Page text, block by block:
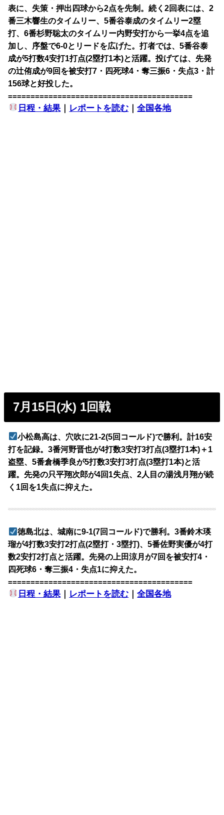
表に、失策・押出四球から2点を先制。続く2回表には、2
番三木響生のタイムリー、5番谷泰成のタイムリー2塁
打、6番杉野聡太のタイムリー内野安打から一挙4点を追
加し、序盤で6-0とリードを広げた。打者では、5番谷泰
成が5打数4安打1打点(2塁打1本)と活躍。投げては、先発
の辻侑成が9回を被安打7・四死球4・奪三振6・失点3・計
156球と好投した。
=========================================
日程・結果 ｜ レポートを読む ｜全国各地
7月15日(水) 1回戦
小松島高は、穴吹に21-2(5回コールド)で勝利。計16安
打を記録。3番河野晋也が4打数3安打3打点(3塁打1本)＋1
盗塁、5番倉橋季良が5打数3安打3打点(3塁打1本)と活
躍。先発の只平翔次郎が4回1失点、2人目の湯浅月翔が続
く1回を1失点に抑えた。
徳島北は、城南に9-1(7回コールド)で勝利。3番鈴木瑛
瑠が4打数3安打2打点(2塁打・3塁打)、5番佐野実優が4打
数2安打2打点と活躍。先発の上田涼月が7回を被安打4・
四死球6・奪三振4・失点1に抑えた。
=========================================
日程・結果 ｜ レポートを読む ｜全国各地